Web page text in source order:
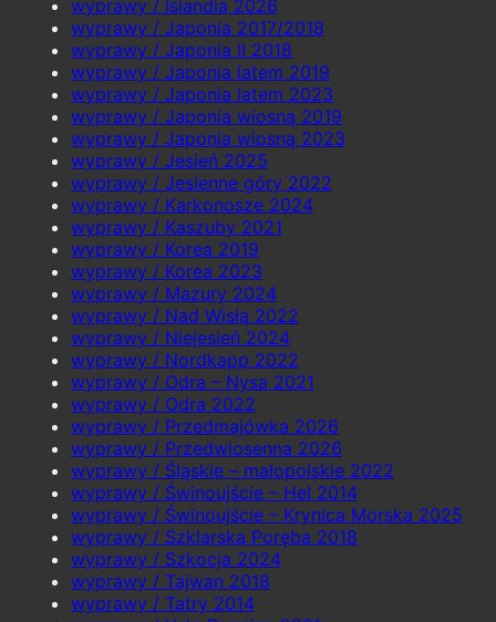
wyprawy / Islandia 2026
wyprawy / Japonia 2017/2018
wyprawy / Japonia II 2018
wyprawy / Japonia latem 2019
wyprawy / Japonia latem 2023
wyprawy / Japonia wiosną 2019
wyprawy / Japonia wiosną 2023
wyprawy / Jesień 2025
wyprawy / Jesienne góry 2022
wyprawy / Karkonosze 2024
wyprawy / Kaszuby 2021
wyprawy / Korea 2019
wyprawy / Korea 2023
wyprawy / Mazury 2024
wyprawy / Nad Wisłą 2022
wyprawy / Niejesień 2024
wyprawy / Nordkapp 2022
wyprawy / Odra – Nysa 2021
wyprawy / Odra 2022
wyprawy / Przedmajówka 2026
wyprawy / Przedwiosenna 2026
wyprawy / Śląskie – małopolskie 2022
wyprawy / Świnoujście – Hel 2014
wyprawy / Świnoujście – Krynica Morska 2025
wyprawy / Szklarska Poręba 2018
wyprawy / Szkocja 2024
wyprawy / Tajwan 2018
wyprawy / Tatry 2014